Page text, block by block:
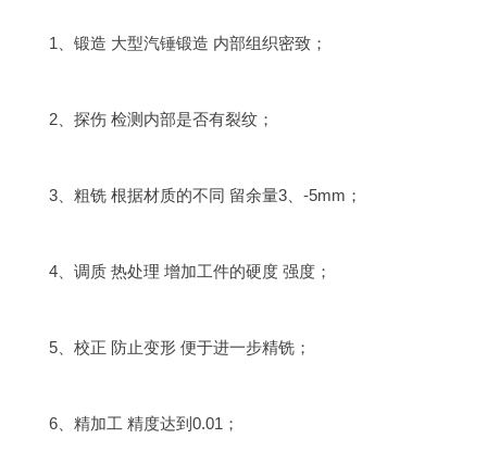
1、锻造 大型汽锤锻造 内部组织密致；
2、探伤 检测内部是否有裂纹；
3、粗铣 根据材质的不同 留余量3、-5mm；
4、调质 热处理 增加工件的硬度 强度；
5、校正 防止变形 便于进一步精铣；
6、精加工 精度达到0.01；